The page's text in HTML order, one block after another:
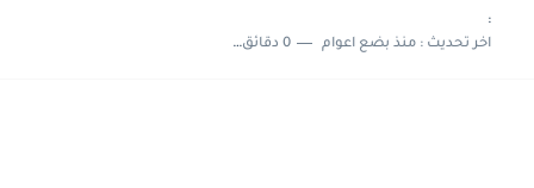
:
اخر تحديث :منذ بضع اعوام 0 دقائق للقراءة